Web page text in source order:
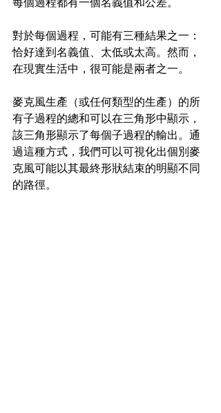
對於每個過程，可能有三種結果之一：
恰好達到名義值、太低或太高。然而，
在現實生活中，很可能是兩者之一。
麥克風生產（或任何類型的生產）的所
有子過程的總和可以在三角形中顯示，
該三角形顯示了每個子過程的輸出。通
過這種方式，我們可以可視化出個別麥
克風可能以其最終形狀結束的明顯不同
的路徑。